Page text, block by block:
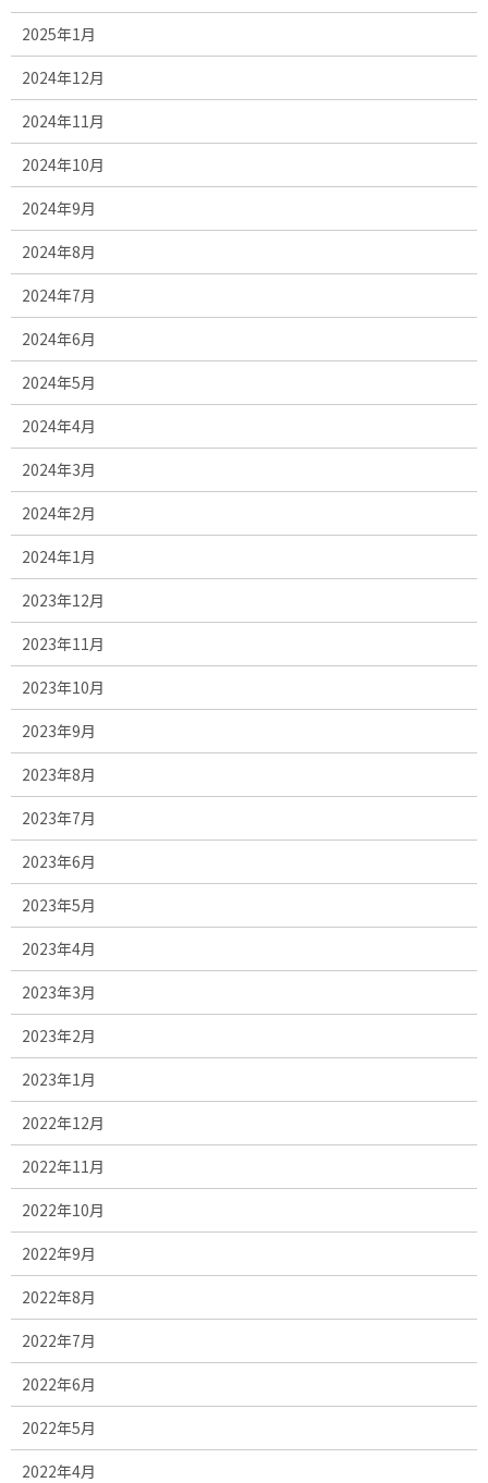
2025年1月
2024年12月
2024年11月
2024年10月
2024年9月
2024年8月
2024年7月
2024年6月
2024年5月
2024年4月
2024年3月
2024年2月
2024年1月
2023年12月
2023年11月
2023年10月
2023年9月
2023年8月
2023年7月
2023年6月
2023年5月
2023年4月
2023年3月
2023年2月
2023年1月
2022年12月
2022年11月
2022年10月
2022年9月
2022年8月
2022年7月
2022年6月
2022年5月
2022年4月